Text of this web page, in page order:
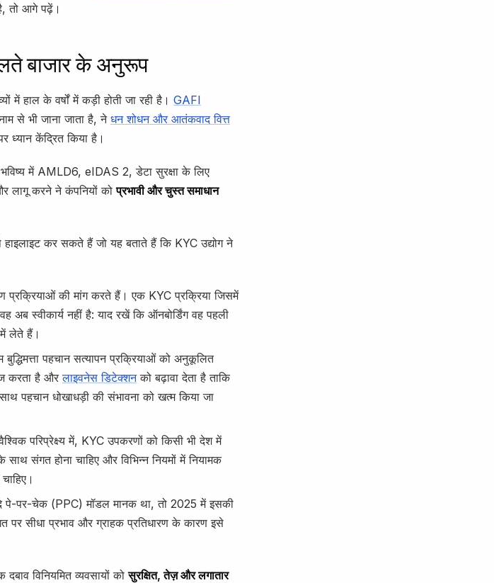
तो आगे पढ़ें।
बाजार के अनुरूप
में हाल के वर्षों में कड़ी होती जा रही है। GAFI
से भी जाना जाता है, ने धन शोधन और आतंकवाद वित्त
ध्यान केंद्रित किया है।
में AMLD6, eIDAS 2, डेटा सुरक्षा के लिए
लागू करने ने कंपनियों कोप्रभावी और चुस्त समाधान
कर सकते हैं जो यह बताते हैं कि KYC उद्योग ने
प्रक्रियाओं की मांग करते हैं। एक KYC प्रक्रिया जिसमें
स्वीकार्य नहीं है: याद रखें कि ऑनबोर्डिंग वह पहली
लेते हैं।
बुद्धिमत्ता पहचान सत्यापन प्रक्रियाओं को अनुकूलित
करता है औरलाइवनेस डिटेक्शनको बढ़ावा देता है ताकि
पहचान धोखाधड़ी की संभावना को खत्म किया जा
परिप्रेक्ष्य में, KYC उपकरणों को किसी भी देश में
साथ संगत होना चाहिए और विभिन्न नियमों में नियामक
पे-पर-चेक (PPC) मॉडल मानक था, तो 2025 में इसकी
पर सीधा प्रभाव और ग्राहक प्रतिधारण के कारण इसे
दबाव विनियमित व्यवसायों कोसुरक्षित, तेज़ और लगातार